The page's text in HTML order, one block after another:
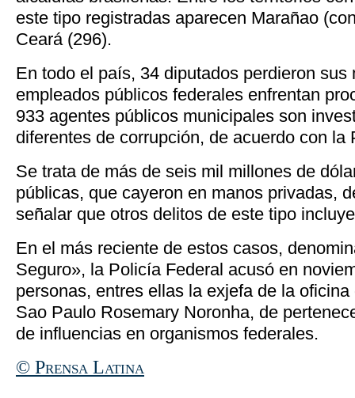
este tipo registradas aparecen Marañao
Ceará (296).
En todo el país, 34 diputados perdieron sus
empleados públicos federales enfrentan
933 agentes públicos municipales son
diferentes de corrupción, de acuerdo con la
Se trata de más de seis mil millones de
públicas, que cayeron en manos privadas,
señalar que otros delitos de este tipo
En el más reciente de estos casos,
Seguro», la Policía Federal acusó en
personas, entres ellas la exjefa de la
Sao Paulo Rosemary Noronha, de
de influencias en organismos federales.
© Prensa Latina